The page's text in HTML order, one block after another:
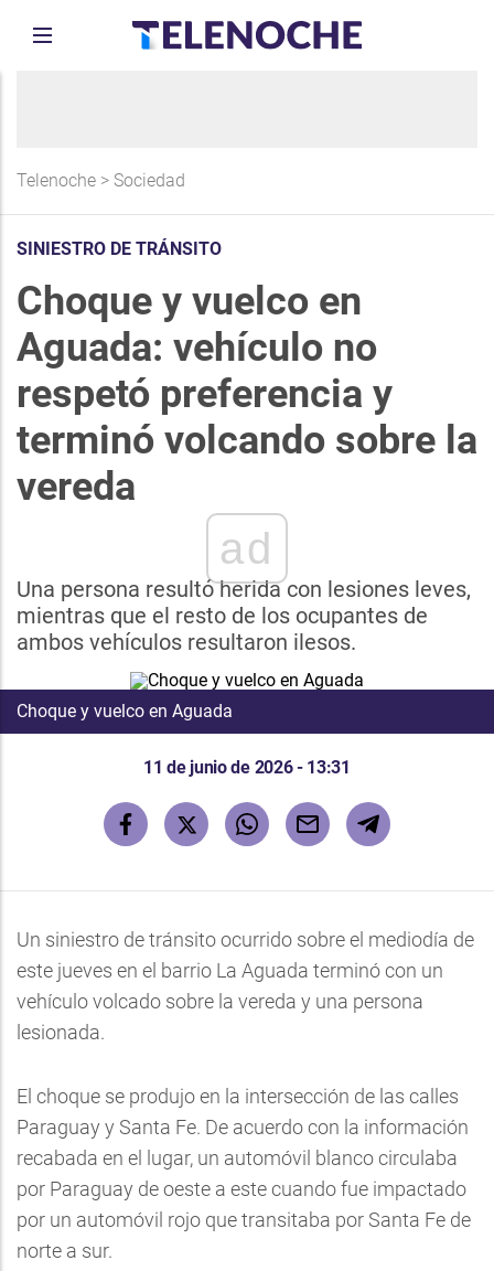
Telenoche > Sociedad
SINIESTRO DE TRÁNSITO
Choque y vuelco en
Aguada: vehículo no
respetó preferencia y
terminó volcando sobre la
vereda
ad
Una persona resultó herida con lesiones leves,
mientras que el resto de los ocupantes de
ambos vehículos resultaron ilesos.
Choque y vuelco en Aguada
11 de junio de 2026 - 13:31
Un siniestro de tránsito ocurrido sobre el mediodía de
este jueves en el barrio La Aguada terminó con un
vehículo volcado sobre la vereda y una persona
lesionada.
El choque se produjo en la intersección de las calles
Paraguay y Santa Fe. De acuerdo con la información
recabada en el lugar, un automóvil blanco circulaba
por Paraguay de oeste a este cuando fue impactado
por un automóvil rojo que transitaba por Santa Fe de
norte a sur.